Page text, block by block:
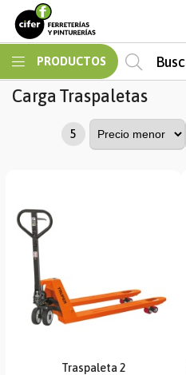
PRODUCTOS
Carga Traspaletas
5
Traspaleta 2